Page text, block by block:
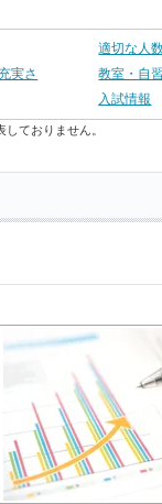
適切な人
実さ
教室・自
入試情報
ておりません。